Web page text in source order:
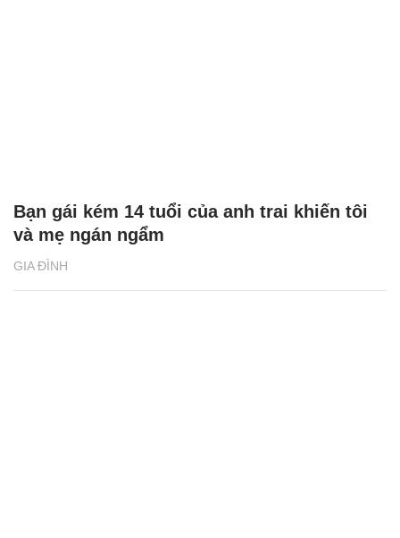
GIA ĐÌNH
Bạn gái kém 14 tuổi của anh trai khiến tôi
và mẹ ngán ngẩm